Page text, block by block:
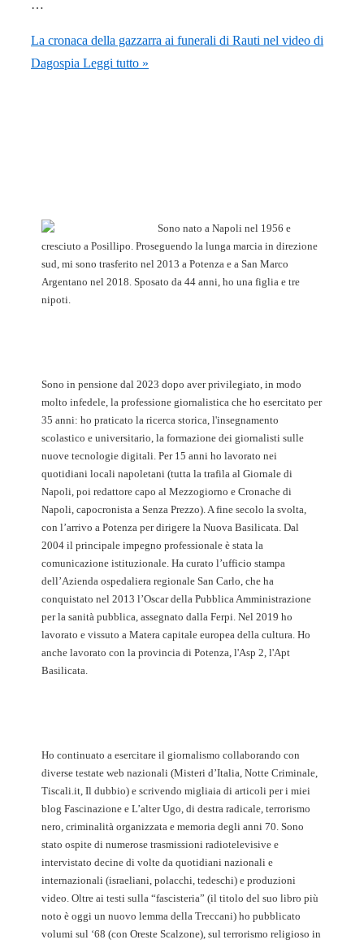
…
La cronaca della gazzarra ai funerali di Rauti nel video di
Dagospia Leggi tutto »
Sono nato a Napoli nel 1956 e
cresciuto a Posillipo. Proseguendo la lunga marcia in direzione
sud, mi sono trasferito nel 2013 a Potenza e a San Marco
Argentano nel 2018. Sposato da 44 anni, ho una figlia e tre
nipoti.
Sono in pensione dal 2023 dopo aver privilegiato, in modo
molto infedele, la professione giornalistica che ho esercitato per
35 anni: ho praticato la ricerca storica, l'insegnamento
scolastico e universitario, la formazione dei giornalisti sulle
nuove tecnologie digitali. Per 15 anni ho lavorato nei
quotidiani locali napoletani (tutta la trafila al Giornale di
Napoli, poi redattore capo al Mezzogiorno e Cronache di
Napoli, capocronista a Senza Prezzo). A fine secolo la svolta,
con l’arrivo a Potenza per dirigere la Nuova Basilicata. Dal
2004 il principale impegno professionale è stata la
comunicazione istituzionale. Ha curato l’ufficio stampa
dell’Azienda ospedaliera regionale San Carlo, che ha
conquistato nel 2013 l’Oscar della Pubblica Amministrazione
per la sanità pubblica, assegnato dalla Ferpi. Nel 2019 ho
lavorato e vissuto a Matera capitale europea della cultura. Ho
anche lavorato con la provincia di Potenza, l'Asp 2, l'Apt
Basilicata.
Ho continuato a esercitare il giornalismo collaborando con
diverse testate web nazionali (Misteri d’Italia, Notte Criminale,
Tiscali.it, Il dubbio) e scrivendo migliaia di articoli per i miei
blog Fascinazione e L’alter Ugo, di destra radicale, terrorismo
nero, criminalità organizzata e memoria degli anni 70. Sono
stato ospite di numerose trasmissioni radiotelevisive e
intervistato decine di volte da quotidiani nazionali e
internazionali (israeliani, polacchi, tedeschi) e produzioni
video. Oltre ai testi sulla “fascisteria” (il titolo del suo libro più
noto è oggi un nuovo lemma della Treccani) ho pubblicato
volumi sul ‘68 (con Oreste Scalzone), sul terrorismo religioso in